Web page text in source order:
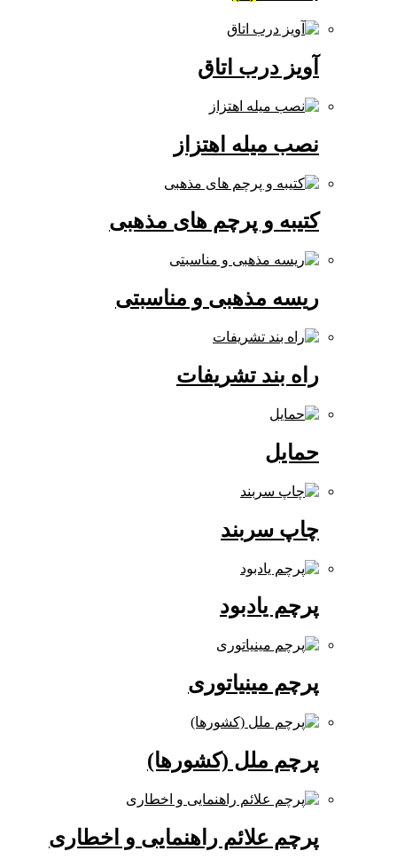
آویز درب اتاق
نصب میله اهتزاز
کتیبه و پرچم های مذهبی
ریسه مذهبی و مناسبتی
راه بند تشریفات
چاپ سربند
پرچم یادبود
پرچم مینیاتوری
پرچم ملل (کشورها)
پرچم علائم راهنمایی و اخطاری